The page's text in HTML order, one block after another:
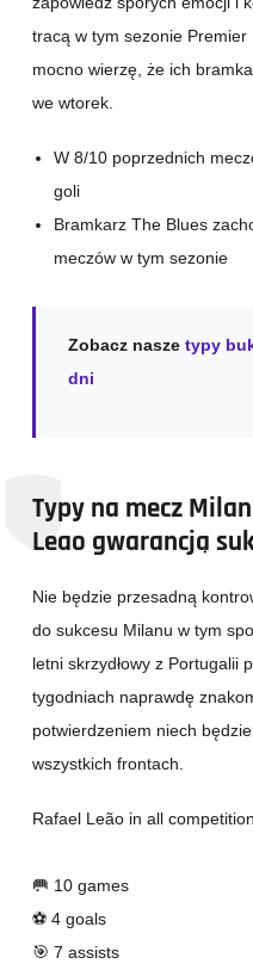
tracą w tym sezonie
mocno wierzę, że ich
we wtorek.
W 8/10 poprzednich
goli
Bramkarz The Blues
meczów w tym sezonie
Zobacz nasze typy
dni
Typy na mecz
Leao gwarancją
Nie będzie przesadną
do sukcesu Milanu w tym
letni skrzydłowy z Portugalii
tygodniach naprawdę
potwierdzeniem niech
wszystkich frontach.
Rafael Leão in all
🥅 10 games
⚽️ 4 goals
🎯 7 assists